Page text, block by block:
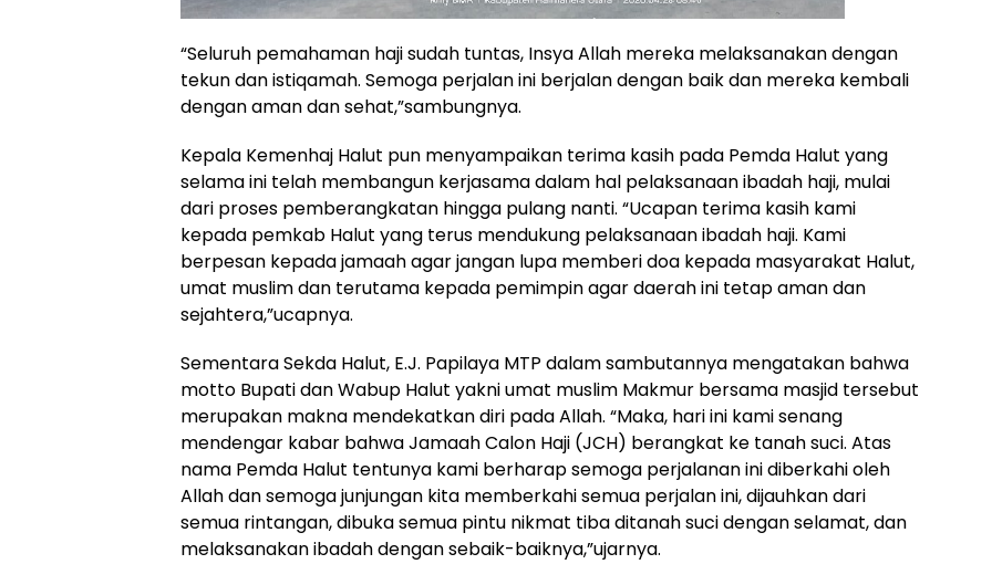
“Seluruh pemahaman haji sudah tuntas, Insya Allah mereka melaksanakan dengan
tekun dan istiqamah. Semoga perjalan ini berjalan dengan baik dan mereka kembali
dengan aman dan sehat,”sambungnya.
Kepala Kemenhaj Halut pun menyampaikan terima kasih pada Pemda Halut yang
selama ini telah membangun kerjasama dalam hal pelaksanaan ibadah haji, mulai
dari proses pemberangkatan hingga pulang nanti. “Ucapan terima kasih kami
kepada pemkab Halut yang terus mendukung pelaksanaan ibadah haji. Kami
berpesan kepada jamaah agar jangan lupa memberi doa kepada masyarakat Halut,
umat muslim dan terutama kepada pemimpin agar daerah ini tetap aman dan
sejahtera,”ucapnya.
Sementara Sekda Halut, E.J. Papilaya MTP dalam sambutannya mengatakan bahwa
motto Bupati dan Wabup Halut yakni umat muslim Makmur bersama masjid tersebut
merupakan makna mendekatkan diri pada Allah. “Maka, hari ini kami senang
mendengar kabar bahwa Jamaah Calon Haji (JCH) berangkat ke tanah suci. Atas
nama Pemda Halut tentunya kami berharap semoga perjalanan ini diberkahi oleh
Allah dan semoga junjungan kita memberkahi semua perjalan ini, dijauhkan dari
semua rintangan, dibuka semua pintu nikmat tiba ditanah suci dengan selamat, dan
melaksanakan ibadah dengan sebaik-baiknya,”ujarnya.